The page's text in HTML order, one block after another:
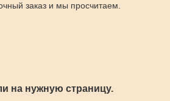
заказ и мы просчитаем.
на нужную страницу.